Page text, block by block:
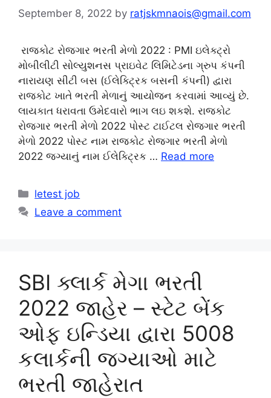
September 8, 2022 by ratjskmnaois@gmail.com
રાજકોટ રોજગાર ભરતી મેળો 2022 : PMI ઇલેક્ટ્રો
મોબીલીટી સોલ્યુશનસ પ્રાઇવેટ લિમિટેડના ગ્રુપ કંપની
નારાયણ સીટી બસ (ઈલેક્ટ્રિક બસની કંપની) દ્વારા
રાજકોટ ખાતે ભરતી મેળાનું આયોજન કરવામાં આવ્યું છે.
લાયકાત ધરાવતા ઉમેદવારો ભાગ લઇ શકશે. રાજકોટ
રોજગાર ભરતી મેળો 2022 પોસ્ટ ટાઈટલ રોજગાર ભરતી
મેળો 2022 પોસ્ટ નામ રાજકોટ રોજગાર ભરતી મેળો
2022 જગ્યાનું નામ ઈલેક્ટ્રિક … Read more
Categories
letest job
Leave a comment
SBI ક્લાર્ક મેગા ભરતી
2022 જાહેર – સ્ટેટ બેંક
ઓફ ઇન્ડિયા દ્વારા 5008
કલાર્કની જગ્યાઓ માટે
ભરતી જાહેરાત